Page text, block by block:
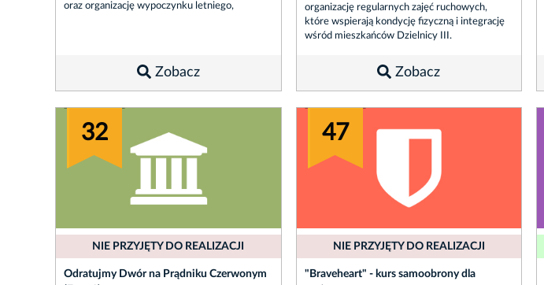
oraz organizację wypoczynku letniego,
Zobacz
organizację regularnych zajęć ruchowych,
które wspierają kondycję fizyczną i integrację
wśród mieszkańców Dzielnicy III.
Zobacz
32
NIE PRZYJĘTY DO REALIZACJI
Odratujmy Dwór na Prądniku Czerwonym
47
NIE PRZYJĘTY DO REALIZACJI
"Braveheart" - kurs samoobrony dla